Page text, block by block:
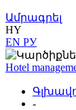
Ամրագրել
HY
EN РУ
Hotel
-